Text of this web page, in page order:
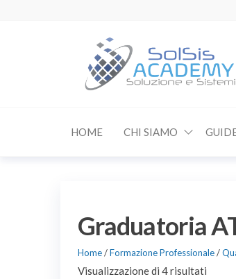
e
HOME CHI SIAMO
Graduatoria
Home/Formazione Professionale/
Visualizzazione di 4 risultati